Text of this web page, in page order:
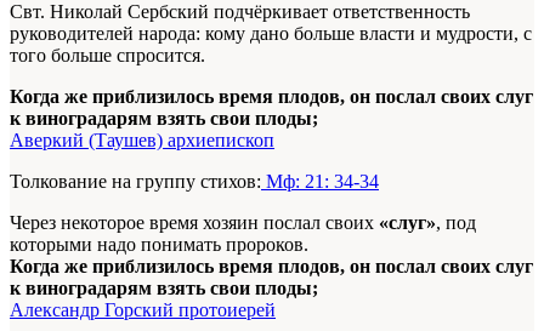
Свт. Николай Сербский подчёркивает ответственность
руководителей народа: кому дано больше власти и мудрости, с
того больше спросится.
Когда же приблизилось время плодов, он послал своих слуг
к виноградарям взять свои плоды;
Аверкий (Таушев) архиепископ
Толкование на группу стихов: Мф: 21: 34-34
Через некоторое время хозяин послал своих «слуг», под
которыми надо понимать пророков.
Когда же приблизилось время плодов, он послал своих слуг
к виноградарям взять свои плоды;
Александр Горский протоиерей